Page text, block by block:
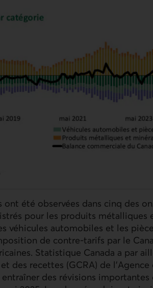
été observées dans cinq des
pour les produits métalliques
véhicules automobiles et les
de contre-tarifs par le
Statistique Canada a par
des recettes (GCRA) de l'Agence
des révisions importantes